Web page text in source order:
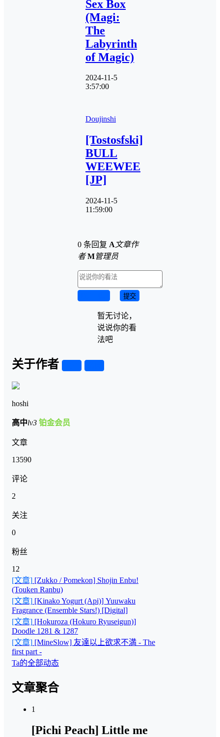
Sex Box
(Magi:
The
Labyrinth
of Magic)
2024-11-5
3:57:00
Doujinshi
[Tostosfski]
BULL
WEEWEE
[JP]
2024-11-5
11:59:00
0 条回复 A 文章作
者 M管理员
提交
暂无讨论，
说说你的看
法吧
关于作者
hoshi
高中lv3 铂金会员
文章
13590
评论
2
关注
0
粉丝
12
[文章] [Zukko / Pomekon] Shojin Enbu!
(Touken Ranbu)
[文章] [Kinako Yogurt (Api)] Yuuwaku
Fragrance (Ensemble Stars!) [Digital]
[文章] [Hokuroza (Hokuro Ryuseigun)]
Doodle 1281 & 1287
[文章] [MineSlow] 友達以上欲求不満 - The
first part -
Ta的全部动态
文章聚合
1
[Pichi Peach] Little me